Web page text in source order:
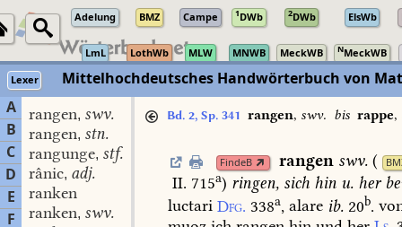
Adelung BMZ Campe 1DWb 2DWb ElsWb
LmL LothWb MLW MNWB MeckWB NMeckWB
Lexer
Mittelhochdeutsches Handwörterbuch von
A
B
C
D
E
F
rangen, swv.
rangen, stn.
rangunge, stf.
rânic, adj.
ranken
ranken, swv.
Bd. 2, Sp. 341 rangen, swv. bis rappe,
FindeB rangen swv. (
II. 715a) ringen, sich hin u. her
luctari Dfg. 338a, alare ib. 20b.